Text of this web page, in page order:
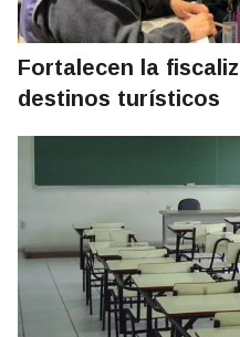
Fortalecen la
destinos turísticos